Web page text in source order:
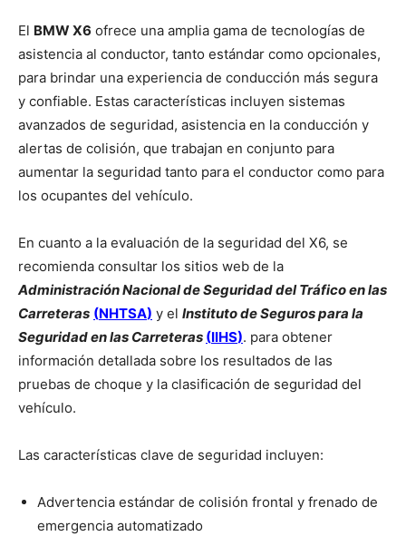
El BMW X6 ofrece una amplia gama de tecnologías de
asistencia al conductor, tanto estándar como opcionales,
para brindar una experiencia de conducción más segura
y confiable. Estas características incluyen sistemas
avanzados de seguridad, asistencia en la conducción y
alertas de colisión, que trabajan en conjunto para
aumentar la seguridad tanto para el conductor como para
los ocupantes del vehículo.
En cuanto a la evaluación de la seguridad del X6, se
recomienda consultar los sitios web de la
Administración Nacional de Seguridad del Tráfico en las
Carreteras (NHTSA) y el Instituto de Seguros para la
Seguridad en las Carreteras (IIHS). para obtener
información detallada sobre los resultados de las
pruebas de choque y la clasificación de seguridad del
vehículo.
Las características clave de seguridad incluyen:
Advertencia estándar de colisión frontal y frenado de
emergencia automatizado